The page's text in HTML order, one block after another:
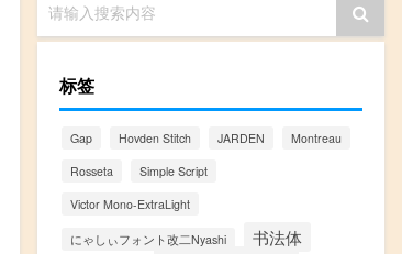
请输入搜索内容
标签
Gap Hovden Stitch JARDEN
Montreau
Rosseta
Simple Script
Victor Mono-ExtraLight
にゃしぃフォント改二Nyashi 书法体